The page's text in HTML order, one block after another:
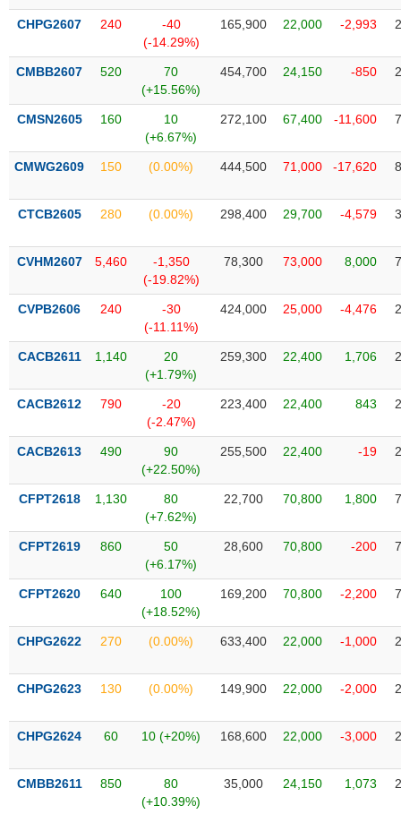
CHPG2607 240
-40
(-14.29%)
165,900 22,000 -2,993
CMBB2607 520
70
(+15.56%)
454,700 24,150 -850
CMSN2605 160
10
(+6.67%)
272,100 67,400 -11,600
CMWG2609 150 (0.00%) 444,500 71,000 -17,620
CTCB2605 280 (0.00%) 298,400 29,700 -4,579
CVHM2607 5,460
-1,350
(-19.82%)
78,300 73,000 8,000
CVPB2606 240
-30
(-11.11%)
424,000 25,000 -4,476
CACB2611 1,140
20
(+1.79%)
259,300 22,400 1,706
CACB2612 790
-20
(-2.47%)
223,400 22,400 843
CACB2613 490
90
(+22.50%)
255,500 22,400 -19
CFPT2618 1,130
80
(+7.62%)
22,700 70,800 1,800
CFPT2619 860
50
(+6.17%)
28,600 70,800 -200
CFPT2620 640
100
(+18.52%)
169,200 70,800 -2,200
CHPG2622 270 (0.00%) 633,400 22,000 -1,000
CHPG2623 130 (0.00%) 149,900 22,000 -2,000
CHPG2624 60 10 (+20%) 168,600 22,000 -3,000
CMBB2611 850
80
(+10.39%)
35,000 24,150 1,073
CHĂM
SỨC
CHÍNH
NGHỆ
TIN
DỊCH
VỤ
THÔNG
TIỆN
ÍCH
BẤT
Mã
chứng